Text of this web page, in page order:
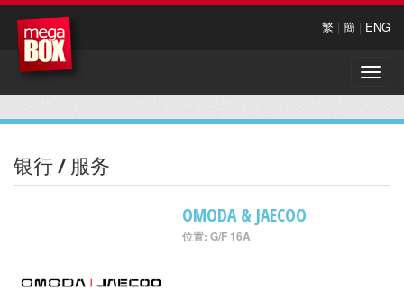
繁 | 簡 | ENG
Toggle
银行 / 服务
OMODA & JAECOO
位置: G/F 16A